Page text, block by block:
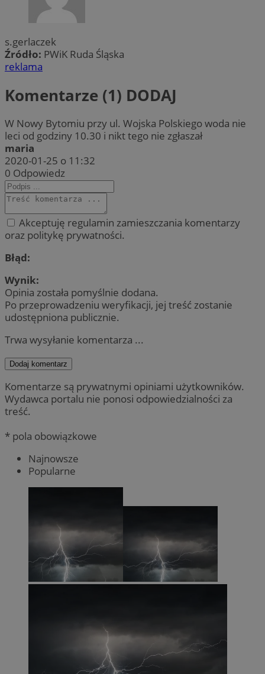
s.gerlaczek
Źródło: PWiK Ruda Śląska
reklama
Komentarze (1) DODAJ
W Nowy Bytomiu przy ul. Wojska Polskiego woda nie
leci od godziny 10.30 i nikt tego nie zgłaszał
maria
2020-01-25 o 11:32
0 Odpowiedz
Akceptuję regulamin zamieszczania komentarzy
oraz politykę prywatności.
Błąd:
Wynik:
Opinia została pomyślnie dodana.
Po przeprowadzeniu weryfikacji, jej treść zostanie
udostępniona publicznie.
Trwa wysyłanie komentarza ...
Dodaj komentarz
Komentarze są prywatnymi opiniami użytkowników.
Wydawca portalu nie ponosi odpowiedzialności za
treść.
* pola obowiązkowe
Najnowsze
Popularne